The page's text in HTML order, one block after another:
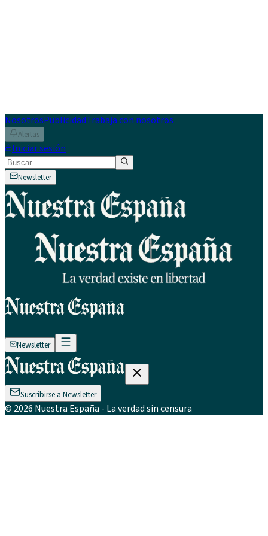
NosotrosPublicidadTrabaja con nosotros
Alertas
Iniciar sesión
Newsletter
Newsletter
Suscribirse a Newsletter
© 2026 Nuestra España - La verdad sin censura